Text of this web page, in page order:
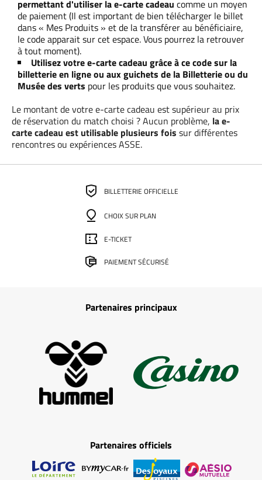
permettant d'utiliser la e-carte cadeau comme un moyen
de paiement (Il est important de bien télécharger le billet
dans « Mes Produits » et de la transférer au bénéficiaire,
le code apparait sur cet espace. Vous pourrez la retrouver
à tout moment).
Utilisez votre e-carte cadeau grâce à ce code sur la
billetterie en ligne ou aux guichets de la Billetterieou du
Musée des verts pour les produits que vous souhaitez.
Le montant de votre e-carte cadeau est supérieur au prix
de réservation du match choisi ? Aucun problème, la e-
carte cadeau est utilisable plusieurs fois sur différentes
rencontres ou expériences ASSE.
BILLETTERIE OFFICIELLE
CHOIX SUR PLAN
E-TICKET
PAIEMENT SÉCURISÉ
Partenaires principaux
Partenaires officiels